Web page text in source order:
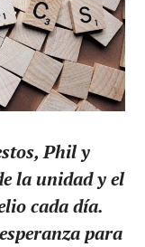
Phil y
la unidad y el
cada día.
para